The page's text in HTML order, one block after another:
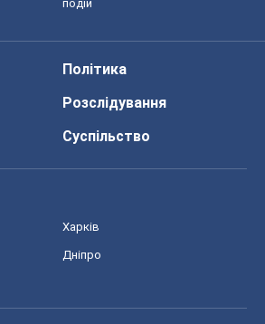
подій
Політика
Розслідування
Суспільство
Харків
Дніпро